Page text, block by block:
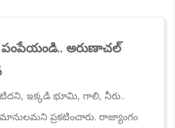
పంపేయండి.. అరుణాచల్
ఇక్కడి భూమి, గాలి, నీరు..
ప్రకటించారు. రాజ్యాంగం